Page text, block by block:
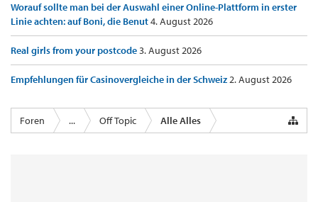
Worauf sollte man bei der Auswahl einer Online-Plattform in erster
Linie achten: auf Boni, die Benut4. August 2026
Real girls from your postcode3. August 2026
Empfehlungen für Casinovergleiche in der Schweiz2. August 2026
Foren ... Off Topic Alle Alles